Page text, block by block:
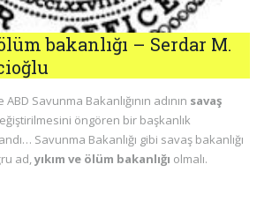
bakanlığı – Serdar M.
Savunma Bakanlığının adının savaş
öngören bir başkanlık
Savunma Bakanlığı gibi savaş bakanlığı
ad,yıkım ve ölüm bakanlığı olmalı.